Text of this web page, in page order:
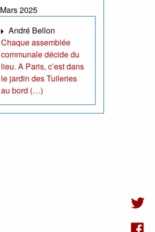
Mars 2025
André Bellon
Chaque assemblée
communale décide du
lieu. A Paris, c’est dans
le jardin des Tuileries
au bord (…)